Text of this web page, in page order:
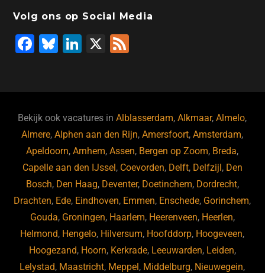
Volg ons op Social Media
F
b
o
o
k
Bl
ky
Li
dI
n
X
Bekijk ook vacatures inAlblasserdam,Alkmaar,Almelo,
Almere,Alphen aan den Rijn,Amersfoort,Amsterdam,
Apeldoorn,Arnhem,Assen, Bergen op Zoom, Breda,
Capelle aan den IJssel , Coevorden, Delft, Delfzijl , Den
Bosch, Den Haag, Deventer, Doetinchem, Dordrecht,
Drachten, Ede, Eindhoven, Emmen, Enschede, Gorinchem,
Gouda, Groningen, Haarlem, Heerenveen, Heerlen,
Helmond, Hengelo, Hilversum, Hoofddorp, Hoogeveen,
Hoogezand, Hoorn, Kerkrade, Leeuwarden, Leiden,
Lelystad, Maastricht, Meppel , Middelburg, Nieuwegein,